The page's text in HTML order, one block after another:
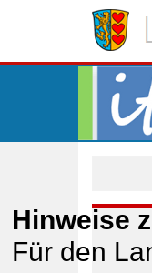
Hinweise
Für den